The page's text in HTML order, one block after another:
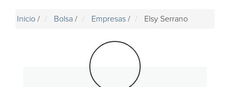
Inicio / Bolsa / Empresas / Elsy Serrano